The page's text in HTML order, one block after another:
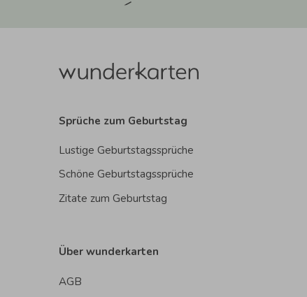
Sprüche zum Geburtstag
Lustige Geburtstagssprüche
Schöne Geburtstagssprüche
Zitate zum Geburtstag
Über wunderkarten
AGB